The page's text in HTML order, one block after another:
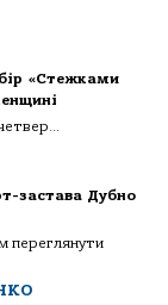
«Стежками
застава Дубно
переглянути